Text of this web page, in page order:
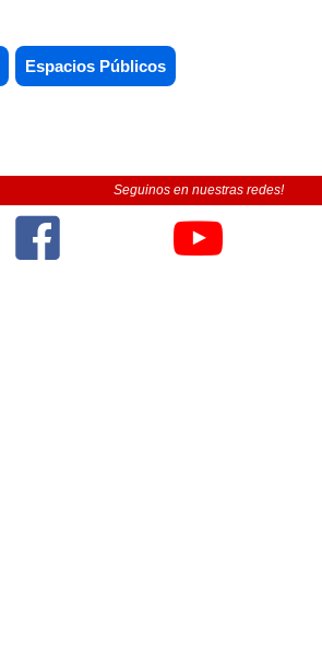
Espacios Públicos
Seguinos en nuestras redes!